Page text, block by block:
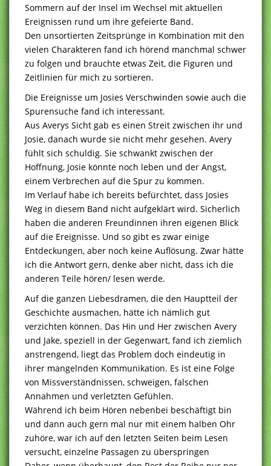
Sommern auf der Insel im Wechsel mit aktuellen
Ereignissen rund um ihre gefeierte Band.
Den unsortierten Zeitsprünge in Kombination mit den
vielen Charakteren fand ich hörend manchmal schwer
zu folgen und brauchte etwas Zeit, die Figuren und
Zeitlinien für mich zu sortieren.
Die Ereignisse um Josies Verschwinden sowie auch die
Spurensuche fand ich interessant.
Aus Averys Sicht gab es einen Streit zwischen ihr und
Josie, danach wurde sie nicht mehr gesehen. Avery
fühlt sich schuldig. Sie schwankt zwischen der
Hoffnung, Josie könnte noch leben und der Angst,
einem Verbrechen auf die Spur zu kommen.
Im Verlauf habe ich bereits befürchtet, dass Josies
Weg in diesem Band nicht aufgeklärt wird. Sicherlich
haben die anderen Freundinnen ihren eigenen Blick
auf die Ereignisse. Und so gibt es zwar einige
Entdeckungen, aber noch keine Auflösung. Zwar hätte
ich die Antwort gern, denke aber nicht, dass ich die
anderen Teile hören/ lesen werde.
Auf die ganzen Liebesdramen, die den Hauptteil der
Geschichte ausmachen, hätte ich nämlich gut
verzichten können. Das Hin und Her zwischen Avery
und Jake, speziell in der Gegenwart, fand ich ziemlich
anstrengend, liegt das Problem doch eindeutig in
ihrer mangelnden Kommunikation. Es ist eine Folge
von Missverständnissen, schweigen, falschen
Annahmen und verletzten Gefühlen.
Während ich beim Hören nebenbei beschäftigt bin
und dann auch gern mal nur mit einem halben Ohr
zuhöre, war ich auf den letzten Seiten beim Lesen
versucht, einzelne Passagen zu überspringen